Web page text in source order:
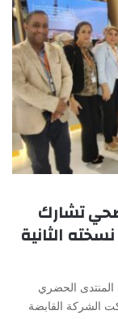
تشارك
الثانية
الحضري
الشركة القابضة